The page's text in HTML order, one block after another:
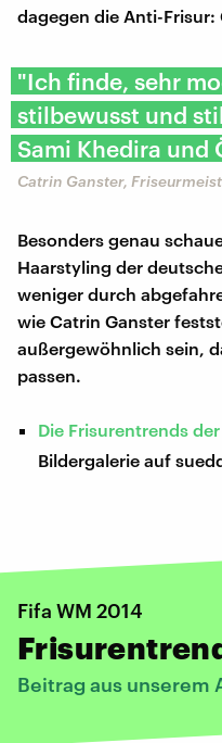
dagegen die Anti-Frisur:
"Ich finde, sehr
stilbewusst und
Sami Khedira und
Catrin Ganster,
Besonders genau
Haarstyling der
weniger durch
wie Catrin Ganster
außergewöhnlich sein,
passen.
Die Frisurentrends
Bildergalerie auf
Fifa WM 2014
Beitrag aus unserem